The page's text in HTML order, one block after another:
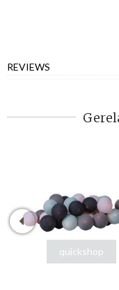
REVIEWS
quickshop